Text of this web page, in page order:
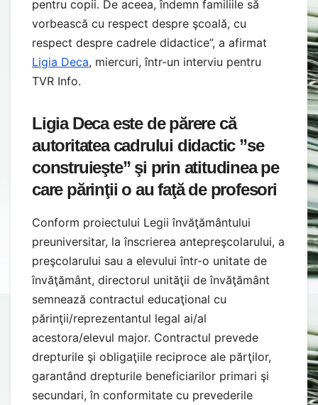
pentru copii. De aceea, îndemn familiile să
vorbească cu respect despre şcoală, cu
respect despre cadrele didactice”, a afirmat
Ligia Deca, miercuri, într-un interviu pentru
TVR Info.
Ligia Deca este de părere că
autoritatea cadrului didactic ”se
construieşte” şi prin atitudinea pe
care părinţii o au faţă de profesori
Conform proiectului Legii învăţământului
preuniversitar, la înscrierea antepreşcolarului, a
preşcolarului sau a elevului într-o unitate de
învăţământ, directorul unităţii de învăţământ
semnează contractul educaţional cu
părinţii/reprezentantul legal ai/al
acestora/elevul major. Contractul prevede
drepturile şi obligaţiile reciproce ale părţilor,
garantând drepturile beneficiarilor primari şi
secundari, în conformitate cu prevederile